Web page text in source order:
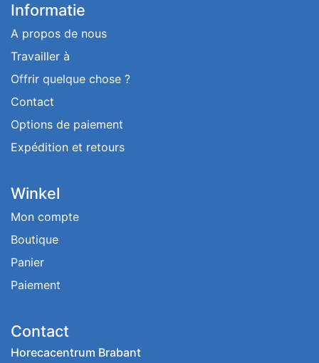
Informatie
A propos de nous
Travailler à
Offrir quelque chose ?
Contact
Options de paiement
Expédition et retours
Winkel
Mon compte
Boutique
Panier
Paiement
Contact
Horecacentrum Brabant